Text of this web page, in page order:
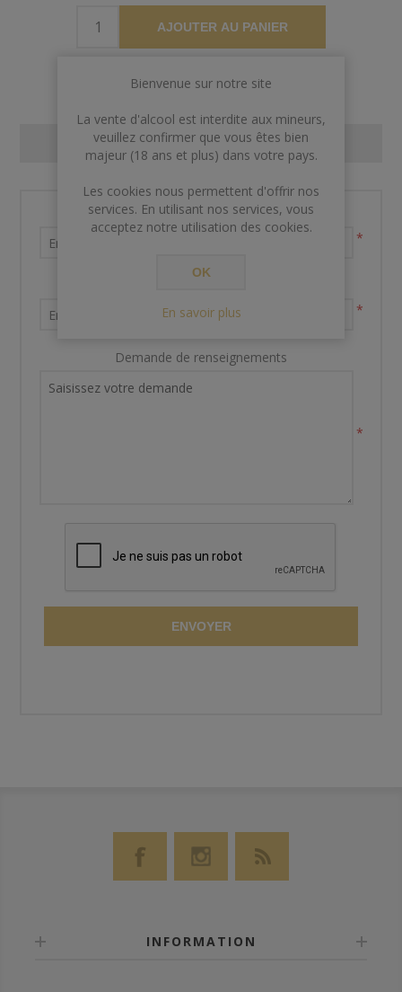
AJOUTER AU PANIER
CONTACT US
Nom et prénom
*
*
Demande de renseignements
*
ENVOYER
INFORMATION
Bienvenue sur notre site
La vente d'alcool est interdite aux mineurs,
veuillez confirmer que vous êtes bien
majeur (18 ans et plus) dans votre pays.
Les cookies nous permettent d'offrir nos
services. En utilisant nos services, vous
acceptez notre utilisation des cookies.
OK
En savoir plus